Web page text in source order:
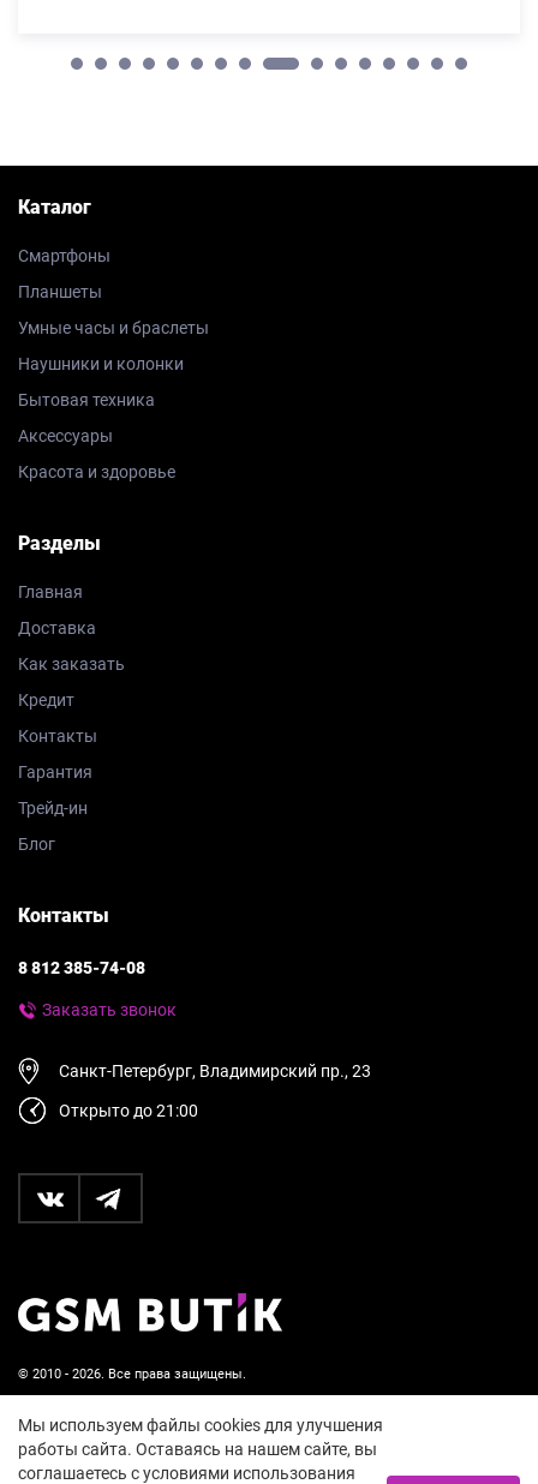
© 2010 - 2026. Все права защищены.
Пользовательское соглашение и политика
конфиденциальности
Каталог
Смартфоны
Планшеты
Умные часы и браслеты
Наушники и колонки
Бытовая техника
Аксессуары
Красота и здоровье
Разделы
Главная
Доставка
Как заказать
Кредит
Контакты
Гарантия
Трейд-ин
Блог
Контакты
8 812 385-74-08
Заказать звонок
Санкт-Петербург, Владимирский пр., 23
Открыто до 21:00
Мы используем файлы cookies для улучшения
работы сайта. Оставаясь на нашем сайте, вы
соглашаетесь с условиями использования